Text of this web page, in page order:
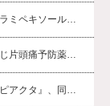
ミペキソール…
片頭痛予防薬…
アクタ』、同…